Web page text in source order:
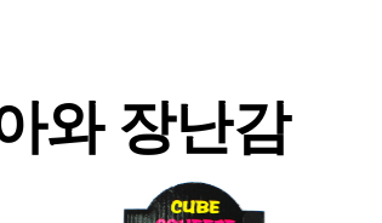
와 장난감